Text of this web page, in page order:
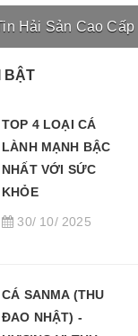
Hải Sản Cao Cấp
BẬT
TOP 4 LOẠI CÁ
LÀNH MẠNH BẬC
NHẤT VỚI SỨC
KHỎE
30/ 10/ 2025
CÁ SANMA (THU
ĐAO NHẬT) -